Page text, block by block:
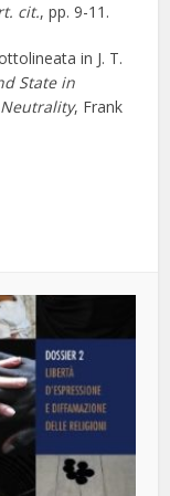
cit., pp. 9-11.
in J. T.
State in
, Frank